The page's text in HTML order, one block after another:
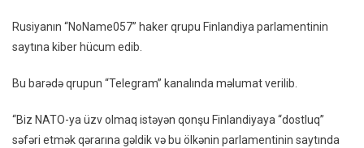
Finlandiya
Parlamentinin
Hücum
Rusiyanın “NoName057” haker qrupu Finlandiya parlamentinin
saytına kiber hücum edib.
Bu barədə qrupun “Telegram” kanalında məlumat verilib.
“Biz NATO-ya üzv olmaq istəyən qonşu Finlandiyaya “dostluq”
səfəri etmək qərarına gəldik və bu ölkənin parlamentinin saytında